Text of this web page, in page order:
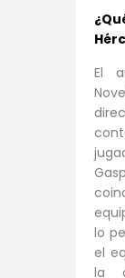
El
lo
el
la